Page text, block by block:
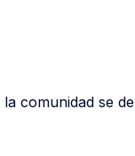
comunidad se